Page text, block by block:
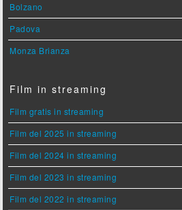
Bolzano
Padova
Monza Brianza
Film in streaming
Film gratis in streaming
Film del 2025 in streaming
Film del 2024 in streaming
Film del 2023 in streaming
Film del 2022 in streaming